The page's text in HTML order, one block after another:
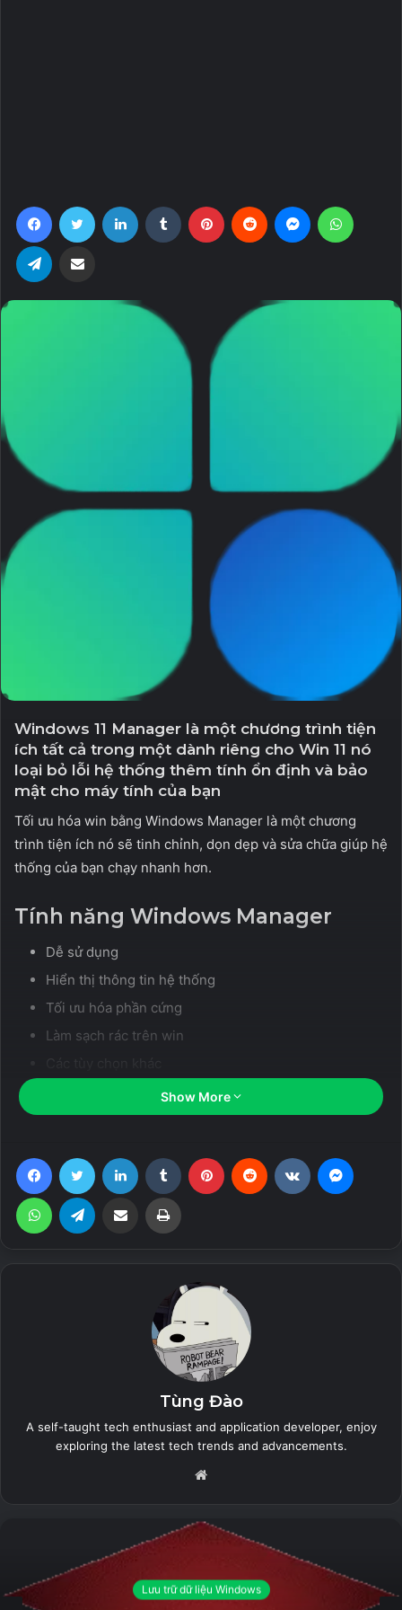
FacebookTwitter LinkedIn Tumblr Pinterest Reddit Messenger
Telegram Share via Email
Windows 11 Manager là một chương trình tiện
ích tất cả trong một dành riêng cho Win 11 nó
loại bỏ lỗi hệ thống thêm tính ổn định và bảo
mật cho máy tính của bạn
Tối ưu hóa win bằng Windows Manager là một chương
trình tiện ích nó sẽ tinh chỉnh, dọn dẹp và sửa chữa giúp hệ
thống của bạn chạy nhanh hơn.
Tính năng Windows Manager
Dễ sử dụng
Hiển thị thông tin hệ thống
Tối ưu hóa phần cứng
Làm sạch rác trên win
Thiết lập An ninh và bảo mật
thiết lập Mạng internet
Thông tin
Tạo điểm khôi phục hệ thống theo cách thủ công;
bạn, giúp bạn tìm ra khóa sản phẩm Micrsoft như
Microsoft Windows và Microsoft Office;
Hiển thị và quản lý tất cả các quy trình và luồng đang
chạy; Trung tâm sửa chữa giúp chẩn đoán và khắc
phục các sự cố hệ thống khác nhau;
Dọn dẹp hệ thống của bạn chỉ bằng một cú nhấp
chuột;
không quen với máy tính.
Tinh chỉnh hệ thống của bạn để cải thiện hiệu suất và
Show More
FacebookTwitter LinkedIn Tumblr Pinterest Reddit VKontakte
WhatsAppTelegram Share via Email Print
Tùng Đào
A self-taught tech enthusiast and application developer, enjoy
exploring the latest tech trends and advancements.
Lưu trữ dữ liệu Windows